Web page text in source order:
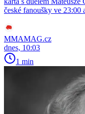
české fanoušky ve 23:00
MMAMAG.cz
dnes, 10:03
1 min